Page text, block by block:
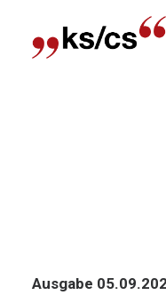
Ausgabe